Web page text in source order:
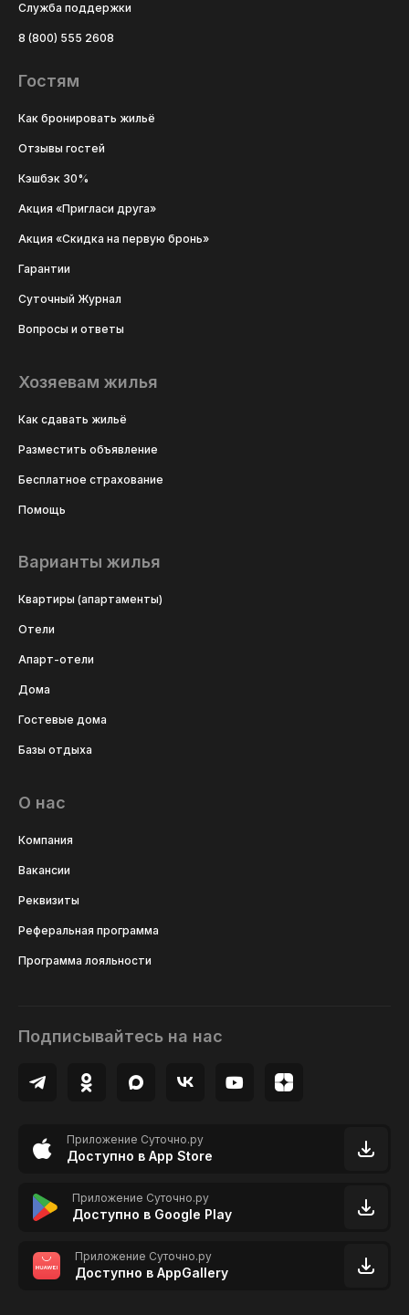
Служба поддержки
8 (800) 555 2608
Гостям
Как бронировать жильё
Отзывы гостей
Кэшбэк 30%
Акция «Пригласи друга»
Акция «Скидка на первую бронь»
Гарантии
Суточный Журнал
Вопросы и ответы
Хозяевам жилья
Как сдавать жильё
Разместить объявление
Бесплатное страхование
Помощь
Варианты жилья
Квартиры (апартаменты)
Отели
Апарт-отели
Дома
Гостевые дома
Базы отдыха
О нас
Компания
Вакансии
Реквизиты
Реферальная программа
Программа лояльности
Подписывайтесь на нас
Приложение Суточно.ру
Доступно в App Store
Приложение Суточно.ру
Доступно в Google Play
Приложение Суточно.ру
Доступно в AppGallery